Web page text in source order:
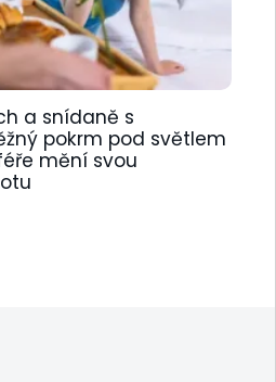
a snídaně s
pokrm pod světlem
mění svou